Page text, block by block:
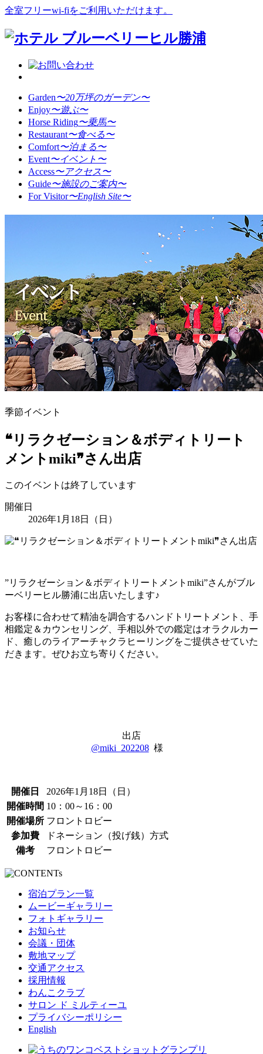
全室フリーwi-fiをご利用いただけます。
Garden〜20万坪のガーデン〜
Enjoy〜遊ぶ〜
Horse Riding〜乗馬〜
Restaurant〜食べる〜
Comfort〜泊まる〜
Event〜イベント〜
Access〜アクセス〜
Guide〜施設のご案内〜
For Visitor〜English Site〜
季節イベント
❝リラクゼーション＆ボディトリート
メントmiki❞さん出店
このイベントは終了しています
開催日
2026年1月18日（日）
”リラクゼーション＆ボディトリートメントmiki”さんがブル
ーベリーヒル勝浦に出店いたします♪
お客様に合わせて精油を調合するハンドトリートメント、手
相鑑定＆カウンセリング、手相以外での鑑定はオラクルカー
ド、癒しのライアーチャクラヒーリングをご提供させていた
だきます。ぜひお立ち寄りください。
出店
@miki_202208様
開催日
2026年1月18日（日）
開催時間 10：00～16：00
開催場所 フロントロビー
参加費
ドネーション（投げ銭）方式
備考
フロントロビー
宿泊プラン一覧
ムービーギャラリー
フォトギャラリー
お知らせ
会議・団体
敷地マップ
交通アクセス
採用情報
わんこクラブ
サロン ド ミルティーユ
プライバシーポリシー
English